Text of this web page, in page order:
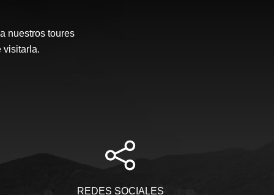
nuestros toures
visitarla.
REDES SOCIALES